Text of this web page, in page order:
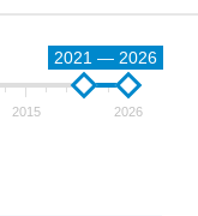
2021 — 2026
2015 2026